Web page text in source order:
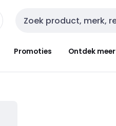
Zoekveld invoer
Promoties Ontdek meer